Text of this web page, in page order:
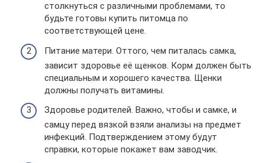
столкнуться с различными проблемами, то
будьте готовы купить питомца по
соответствующей цене.
Питание матери. Оттого, чем питалась самка,
зависит здоровье её щенков. Корм должен быть
специальным и хорошего качества. Щенки
должны получать витамины.
Здоровье родителей. Важно, чтобы и самке, и
самцу перед вязкой взяли анализы на предмет
инфекций. Подтверждением этому будут
справки, которые покажет вам заводчик.